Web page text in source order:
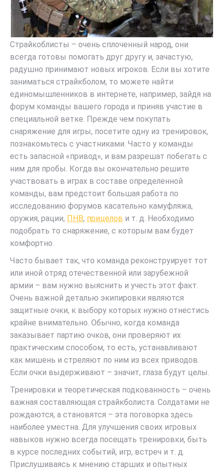
Страйкоблисты – очень сплоченный народ, они
всегда готовы помогать друг другу и, зачастую,
радушно принимают новых игроков. Если вы хотите
заниматься страйкболом, то можете найти
единомышленников в интернете, например, зайдя на
форум команды вашего города и приняв участие в
специальной ветке. Прежде чем покупать
снаряжение для игры, посетите одну из тренировок,
познакомьтесь с участниками. Часто у команды
есть запасной «привод», и вам разрешат побегать с
ним для пробы. Когда вы окончательно решите
участвовать в играх в составе определенной
команды, вам предстоит большая работа по
исследованию форумов касательно камуфляжа,
оружия, рации, ПНВ, прицелов и т. д. Необходимо
подобрать то снаряжение, с которым вам будет
комфортно.
Часто бывает так, что команда реконструирует тот
или иной отряд отечественной или зарубежной
армии – вам нужно выяснить и учесть этот факт.
Очень важной деталью экипировки являются
защитные очки, к выбору которых нужно отнестись
крайне внимательно. Обычно, когда команда
заказывает партию очков, они проверяют их
практическим способом, то есть, устанавливают
как мишень и стреляют по ним из всех приводов.
Если очки выдерживают – значит, глаза будут целы.
Тренировки и теоретическая подкованность – очень
важная составляющая страйкболиста. Солдатами не
рождаются, а становятся – эта поговорка здесь
наиболее уместна. Для улучшения своих игровых
навыков нужно всегда посещать тренировки, быть
в курсе последних событий, игр, встреч и т. д.
Прислушиваясь к мнению старших и опытных